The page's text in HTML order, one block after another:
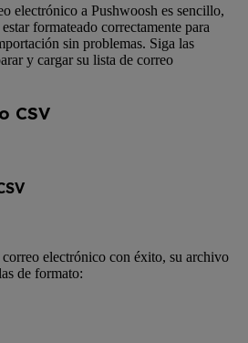
electrónico a Pushwoosh es sencillo,
formateado correctamente para
sin problemas. Siga las
y cargar su lista de correo
CSV
electrónico con éxito, su archivo
de formato: